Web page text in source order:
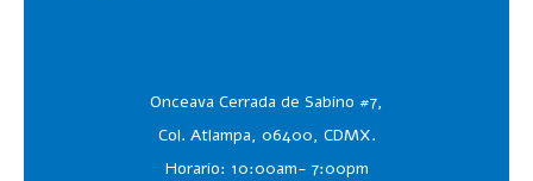
Onceava Cerrada de Sabino #7,
Col. Atlampa, 06400, CDMX.
Horario: 10:00am- 7:00pm